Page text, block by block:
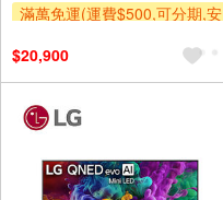
滿萬免運(運費$500,可分期,安
及使用6期以上分期0利率,需付
基本安裝運費)
贈壁掛架
$20,900